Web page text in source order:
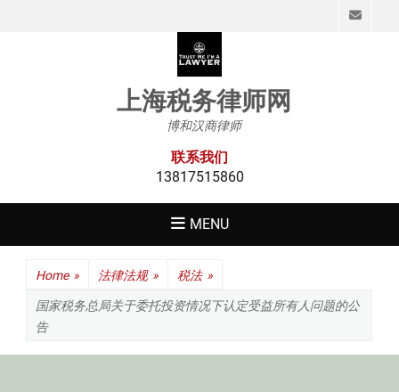
上海税务律师网
博和汉商律师
联系我们
13817515860
MENU
Home » 法律法规 » 税法 »
国家税务总局关于委托投资情况下认定受益所有人问题的公
告